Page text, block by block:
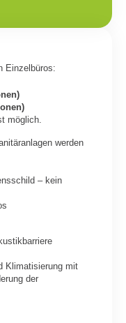
Einzelbüros:
möglich.
werden
– kein
Klimatisierung mit
der